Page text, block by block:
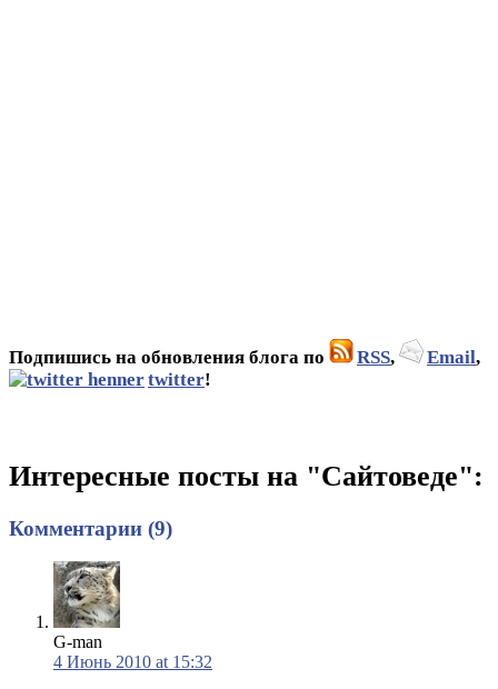
Подпишись на обновления блога по RSS, Email,
twitter!
Интересные посты на "Сайтоведе":
Комментарии (9)
G-man
4 Июнь 2010 at 15:32